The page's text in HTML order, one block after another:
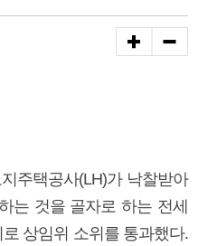
주택공사(LH)가 낙찰받아
는 것을 골자로 하는 전세
상임위 소위를 통과했다.